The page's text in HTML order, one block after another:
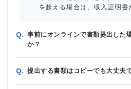
を超える場合は、収入証明書
Q. 事前にオンラインで書類提出した
か？
Q. 提出する書類はコピーでも大丈夫